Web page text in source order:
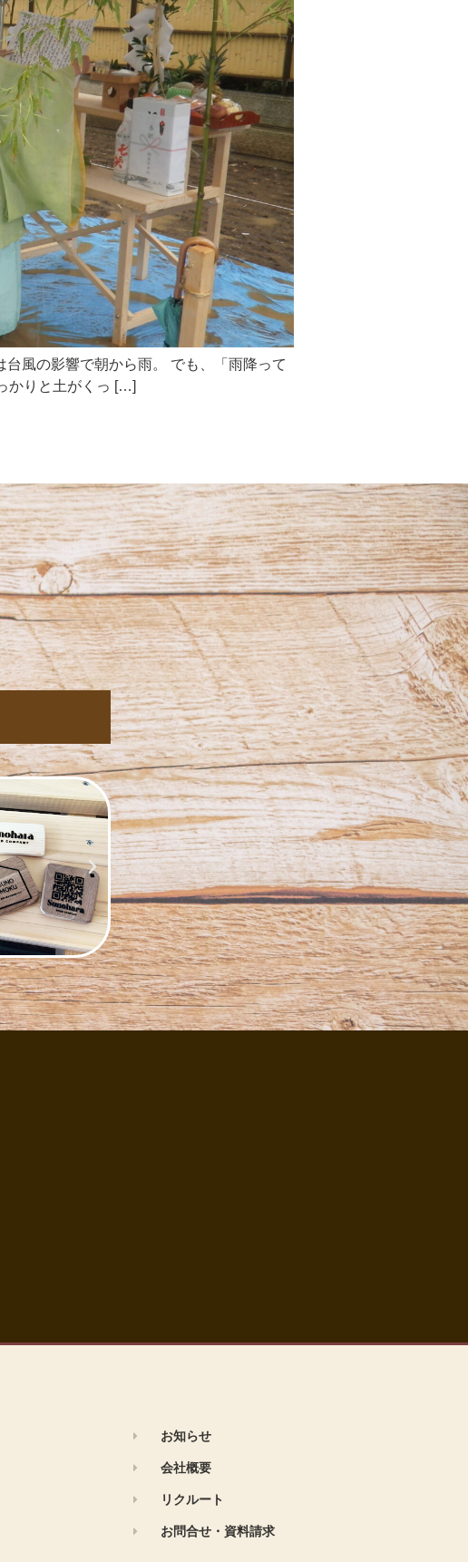
風の影響で朝から雨。 でも、「雨降って
かりと土がくっ […]
お知らせ
会社概要
リクルート
お問合せ・資料請求